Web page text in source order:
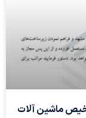
ماشین آلات